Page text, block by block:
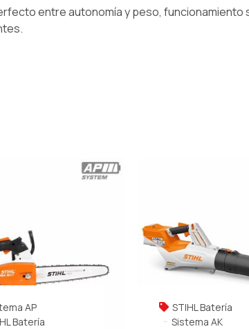
entre autonomía y peso, funcionamiento
AP
Batería
STIHL Batería
Sistema AK